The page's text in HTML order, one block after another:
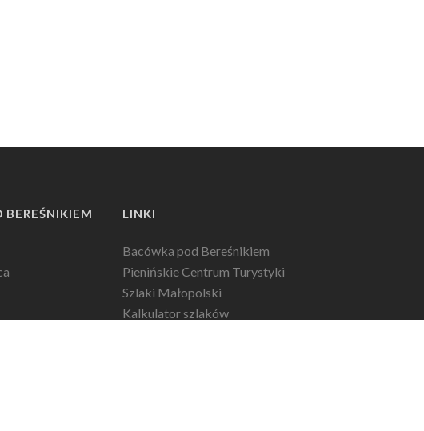
LINKI
Bacówka pod Bereśnikiem
Pienińskie Centrum Turystyki
Szlaki Małopolski
Kalkulator szlaków